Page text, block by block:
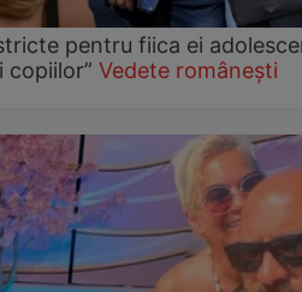
pentru fiica ei
copiilor” Vedete românești